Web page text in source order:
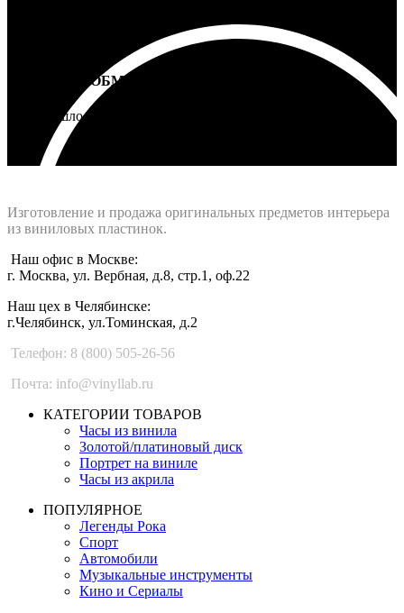
ВОЗВРАТ И ОБМЕН
Не подошло - вернем деньги
Изготовление и продажа оригинальных предметов интерьера
из виниловых пластинок.
Наш офис в Москве:
г. Москва, ул. Вербная, д.8, стр.1, оф.22
Наш цех в Челябинске:
г.Челябинск, ул.Томинская, д.2
Телефон: 8 (800) 505-26-56
Почта: info@vinyllab.ru
КАТЕГОРИИ ТОВАРОВ
Часы из винила
Золотой/платиновый диск
Портрет на виниле
Часы из акрила
ПОПУЛЯРНОЕ
Легенды Рока
Спорт
Автомобили
Музыкальные инструменты
Кино и Сериалы